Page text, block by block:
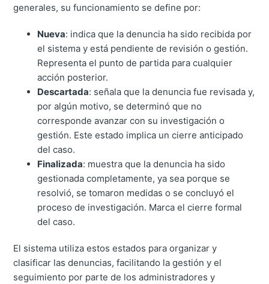
generales, su funcionamiento se define por:
Nueva: indica que la denuncia ha sido recibida por
el sistema y está pendiente de revisión o gestión.
Representa el punto de partida para cualquier
acción posterior.
Descartada: señala que la denuncia fue revisada y,
por algún motivo, se determinó que no
corresponde avanzar con su investigación o
gestión. Este estado implica un cierre anticipado
del caso.
Finalizada: muestra que la denuncia ha sido
gestionada completamente, ya sea porque se
resolvió, se tomaron medidas o se concluyó el
proceso de investigación. Marca el cierre formal
del caso.
El sistema utiliza estos estados para organizar y
clasificar las denuncias, facilitando la gestión y el
seguimiento por parte de los administradores y